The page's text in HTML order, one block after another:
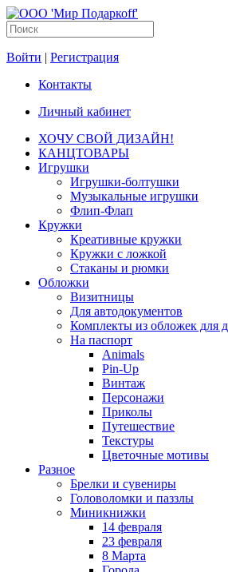
Войти | Регистрация
Контакты
Личный кабинет
ХОЧУ СВОЙ ДИЗАЙН!
КАНЦТОВАРЫ
Игрушки
Игрушки-болтушки
Музыкальные игрушки
Флип-Флап
Кружки
Креативные кружки
Кружки с ложкой
Стаканы и рюмки
Обложки
Визитницы
Для автодокументов
Комплекты из обложек для
На паспорт
Animals
Pin-Up
Винтаж
Персонажи
Приколы
Путешествие
Текстуры
Цветочные мотивы
Разное
Брелки и сувениры
Головоломки и паззлы
Миникнижки
14 февраля
23 февраля
8 Марта